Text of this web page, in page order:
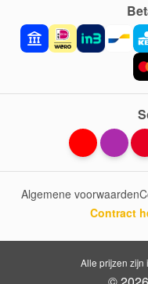
Algemene voorwaarden
Contract
Alle prijzen zijn